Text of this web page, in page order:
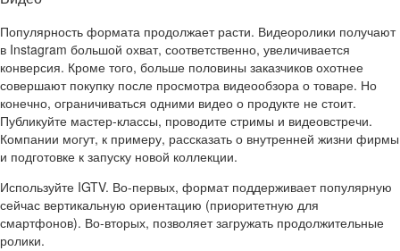
Популярность формата продолжает расти. Видеоролики получают
в Instagram большой охват, соответственно, увеличивается
конверсия. Кроме того, больше половины заказчиков охотнее
совершают покупку после просмотра видеообзора о товаре. Но
конечно, ограничиваться одними видео о продукте не стоит.
Публикуйте мастер-классы, проводите стримы и видеовстречи.
Компании могут, к примеру, рассказать о внутренней жизни фирмы
и подготовке к запуску новой коллекции.
Используйте IGTV. Во-первых, формат поддерживает популярную
сейчас вертикальную ориентацию (приоритетную для
смартфонов). Во-вторых, позволяет загружать продолжительные
ролики.